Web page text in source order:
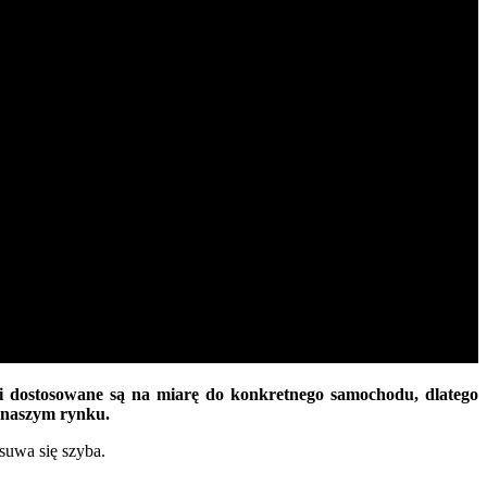
są na miarę do konkretnego samochodu, dlatego
rynku.
się szyba.